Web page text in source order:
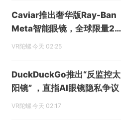
Caviar推出奢华版Ray-Ban
Meta智能眼镜，全球限量24
副售价超6000美元
VR陀螺 今天 02:25
DuckDuckGo推出“反监控太
阳镜” ，直指AI眼镜隐私争议
VR陀螺 今天 02:17